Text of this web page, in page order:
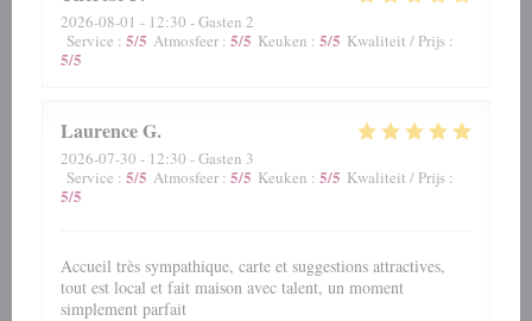
2026-08-01 - 12:30 - Gasten 2
Service : 5/5 Atmosfeer : 5/5 Keuken : 5/5 Kwaliteit / Prijs :
5/5
LaurenceG
2026-07-30 - 12:30 - Gasten 3
Service : 5/5 Atmosfeer : 5/5 Keuken : 5/5 Kwaliteit / Prijs :
5/5
Accueil très sympathique, carte et suggestions attractives,
tout est local et fait maison avec talent, un moment
simplement parfait